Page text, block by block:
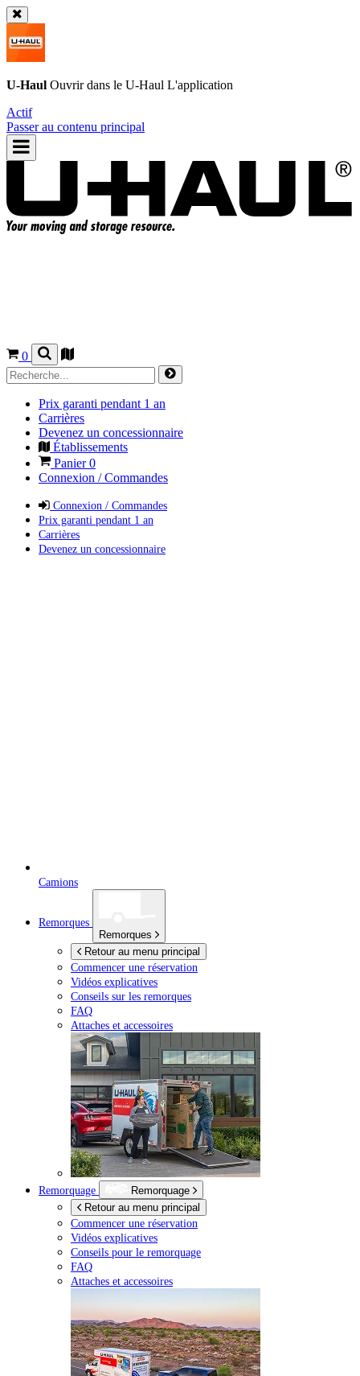
U-Haul Ouvrir dans le U-Haul L'application
Actif
Passer au contenu principal
0
Prix garanti pendant 1 an
Carrières
Devenez un concessionnaire
Établissements
Panier0
Connexion / Commandes
Connexion / Commandes
Prix garanti pendant 1 an
Carrières
Devenez un concessionnaire
Camions
Remorques
Remorques
Retour au menu principal
Commencer une réservation
Vidéos explicatives
Conseils sur les remorques
FAQ
Attaches et accessoires
Remorquage
Remorquage
Retour au menu principal
Commencer une réservation
Vidéos explicatives
Conseils pour le remorquage
FAQ
Attaches et accessoires